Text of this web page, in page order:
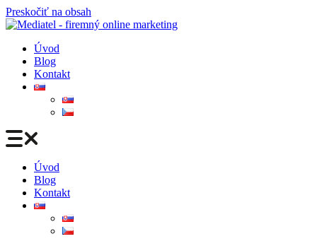
Preskočiť na obsah
Úvod
Blog
Kontakt
Úvod
Blog
Kontakt